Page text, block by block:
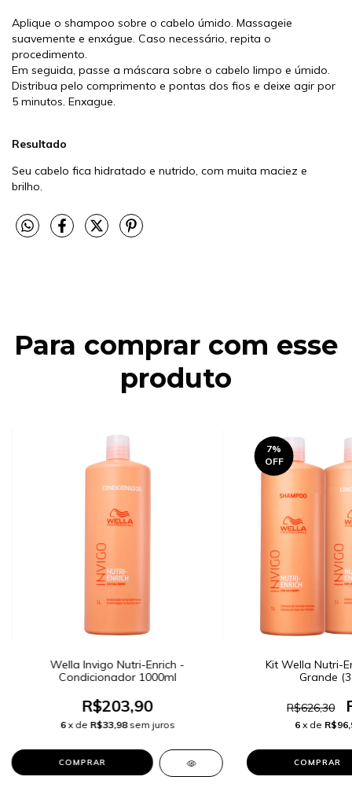
Aplique o shampoo sobre o cabelo úmido. Massageie
suavemente e enxágue. Caso necessário, repita o
procedimento.
Em seguida, passe a máscara sobre o cabelo limpo e úmido.
Distribua pelo comprimento e pontas dos fios e deixe agir por
5 minutos. Enxague.
Resultado
Seu cabelo fica hidratado e nutrido, com muita maciez e
brilho.
Para comprar com esse
produto
Wella Invigo Nutri-Enrich -
Condicionador 1000ml
R$203,90
6 x de R$33,98 sem juros
7%
OFF
Kit Wella Nutri-
Grande
R$626,30
6 x de